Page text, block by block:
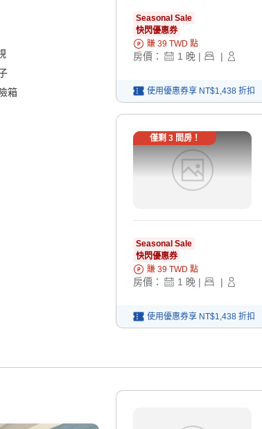
箱
Seasonal Sale
快閃優惠券
賺 39 TWD 點
房價： 1 晚 | |
使用優惠券享 NT$1,438 折扣
僅剩 3間房！
Seasonal Sale
快閃優惠券
賺 39 TWD 點
房價： 1 晚 | |
使用優惠券享 NT$1,438 折扣